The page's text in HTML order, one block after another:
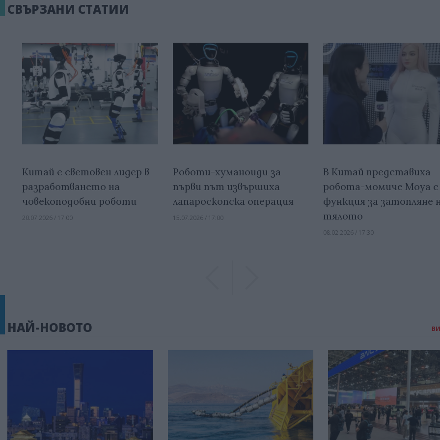
СВЪРЗАНИ СТАТИИ
Китай е световен лидер в
разработването на
човекоподобни роботи
20.07.2026 / 17:00
Роботи-хуманоиди за
първи път извършиха
лапароскопска операция
15.07.2026 / 17:00
В Китай представиха
робота-момиче Moya с
функция за затопляне
тялото
08.02.2026 / 17:30
НАЙ-НОВОТО